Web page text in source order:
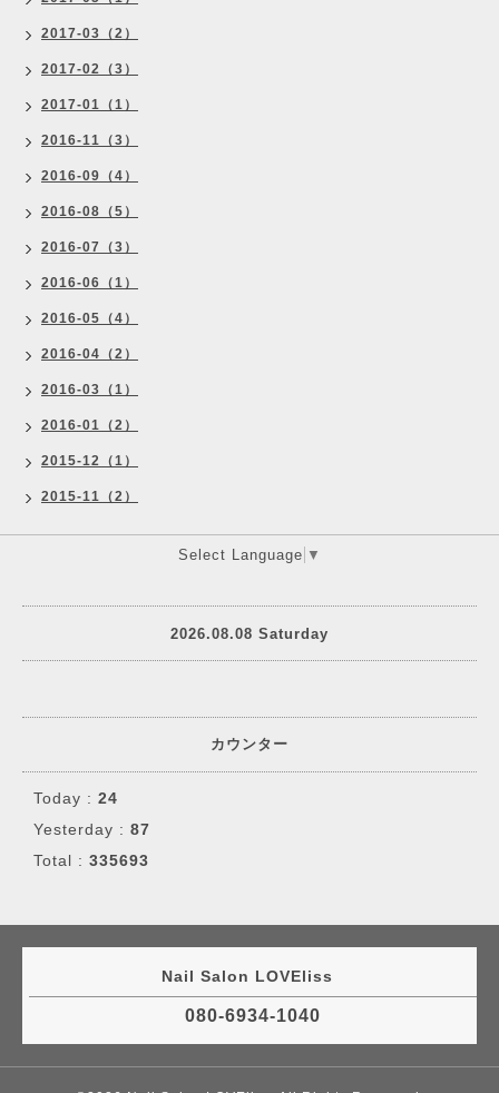
2017-03（2）
2017-02（3）
2017-01（1）
2016-11（3）
2016-09（4）
2016-08（5）
2016-07（3）
2016-06（1）
2016-05（4）
2016-04（2）
2016-03（1）
2016-01（2）
2015-12（1）
2015-11（2）
Select Language ▼
2026.08.08 Saturday
カウンター
Today : 24
Yesterday : 87
Total : 335693
Nail Salon LOVEliss
080-6934-1040